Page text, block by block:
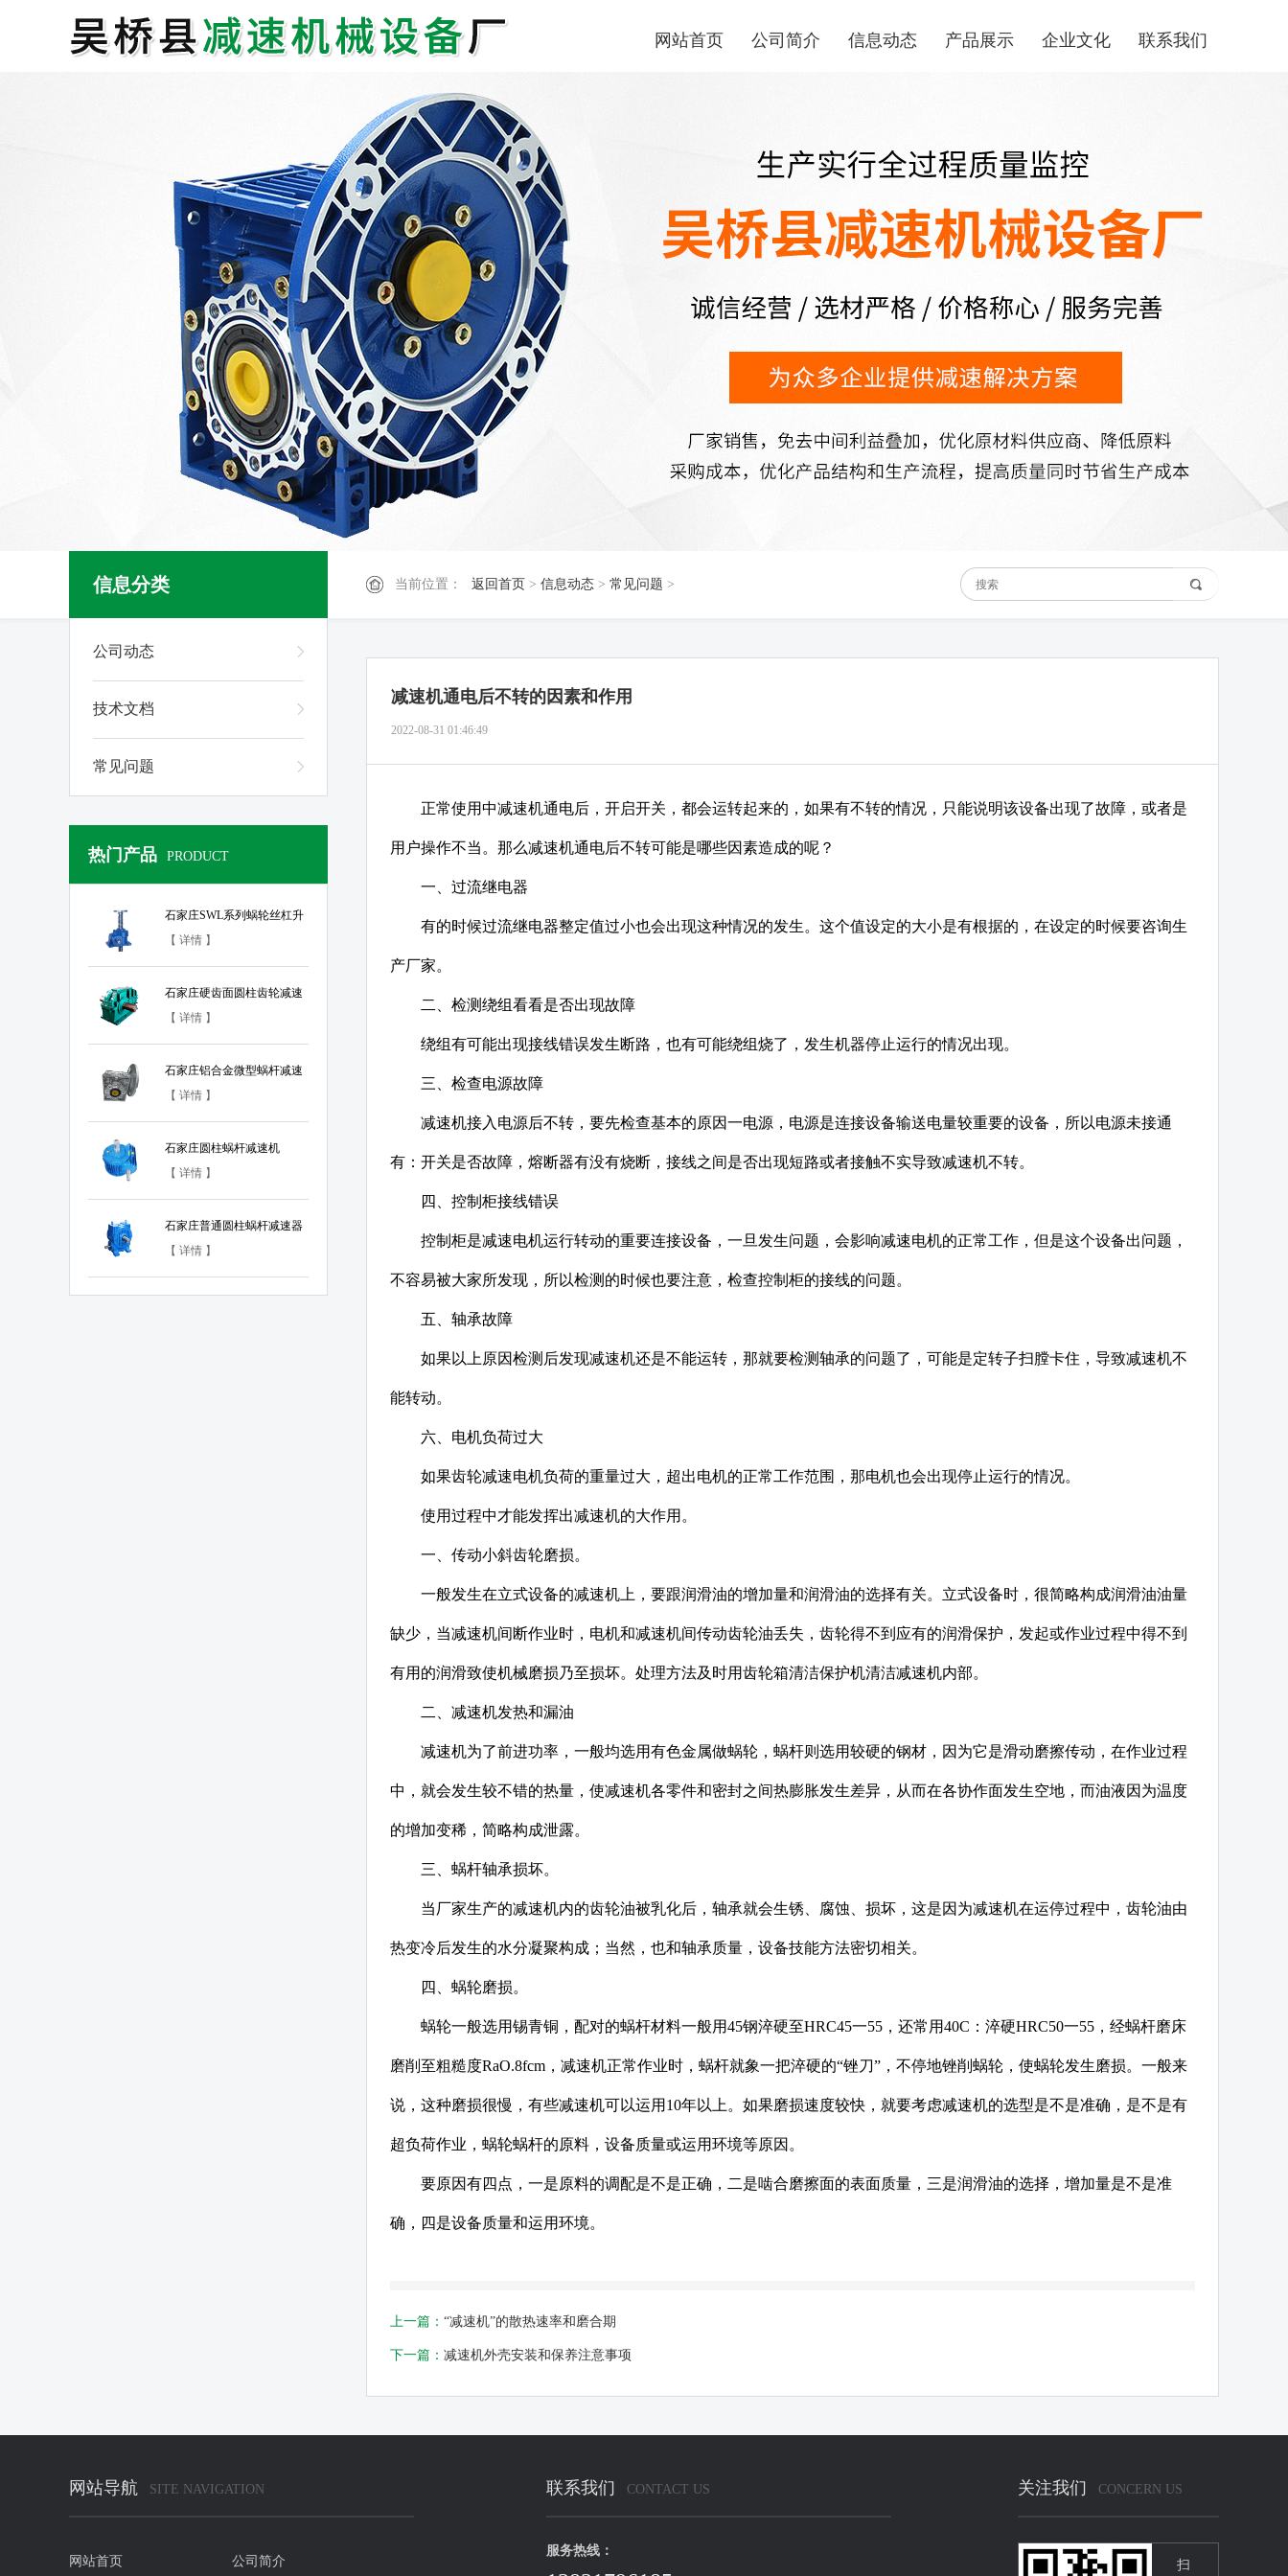
网站首页 公司简介 信息动态 产品展示 企业文化 联系我们
当前位置： 返回首页 > 信息动态 > 常见问题 >
信息分类
公司动态
技术文档
常见问题
热门产品 PRODUCT
石家庄SWL系列蜗轮丝杠升
降机
【 详情 】
石家庄硬齿面圆柱齿轮减速
器【 详情 】
石家庄铝合金微型蜗杆减速
器【 详情 】
石家庄圆柱蜗杆减速机
【 详情 】
石家庄普通圆柱蜗杆减速器
【 详情 】
减速机通电后不转的因素和作用
2022-08-31 01:46:49
正常使用中减速机通电后，开启开关，都会运转起来的，如果有不转的情况，只能说明该设备出现了故障，或者是
用户操作不当。那么减速机通电后不转可能是哪些因素造成的呢？
一、过流继电器
有的时候过流继电器整定值过小也会出现这种情况的发生。这个值设定的大小是有根据的，在设定的时候要咨询生
产厂家。
二、检测绕组看看是否出现故障
绕组有可能出现接线错误发生断路，也有可能绕组烧了，发生机器停止运行的情况出现。
三、检查电源故障
减速机接入电源后不转，要先检查基本的原因一电源，电源是连接设备输送电量较重要的设备，所以电源未接通
有：开关是否故障，熔断器有没有烧断，接线之间是否出现短路或者接触不实导致减速机不转。
四、控制柜接线错误
控制柜是减速电机运行转动的重要连接设备，一旦发生问题，会影响减速电机的正常工作，但是这个设备出问题，
不容易被大家所发现，所以检测的时候也要注意，检查控制柜的接线的问题。
五、轴承故障
如果以上原因检测后发现减速机还是不能运转，那就要检测轴承的问题了，可能是定转子扫膛卡住，导致减速机不
能转动。
六、电机负荷过大
如果齿轮减速电机负荷的重量过大，超出电机的正常工作范围，那电机也会出现停止运行的情况。
使用过程中才能发挥出减速机的大作用。
一、传动小斜齿轮磨损。
一般发生在立式设备的减速机上，要跟润滑油的增加量和润滑油的选择有关。立式设备时，很简略构成润滑油油量
缺少，当减速机间断作业时，电机和减速机间传动齿轮油丢失，齿轮得不到应有的润滑保护，发起或作业过程中得不到
有用的润滑致使机械磨损乃至损坏。处理方法及时用齿轮箱清洁保护机清洁减速机内部。
二、减速机发热和漏油
减速机为了前进功率，一般均选用有色金属做蜗轮，蜗杆则选用较硬的钢材，因为它是滑动磨擦传动，在作业过程
中，就会发生较不错的热量，使减速机各零件和密封之间热膨胀发生差异，从而在各协作面发生空地，而油液因为温度
的增加变稀，简略构成泄露。
三、蜗杆轴承损坏。
当厂家生产的减速机内的齿轮油被乳化后，轴承就会生锈、腐蚀、损坏，这是因为减速机在运停过程中，齿轮油由
热变冷后发生的水分凝聚构成；当然，也和轴承质量，设备技能方法密切相关。
四、蜗轮磨损。
蜗轮一般选用锡青铜，配对的蜗杆材料一般用45钢淬硬至HRC45一55，还常用40C：淬硬HRC50一55，经蜗杆磨床
磨削至粗糙度RaO.8fcm，减速机正常作业时，蜗杆就象一把淬硬的“锉刀”，不停地锉削蜗轮，使蜗轮发生磨损。一般来
说，这种磨损很慢，有些减速机可以运用10年以上。如果磨损速度较快，就要考虑减速机的选型是不是准确，是不是有
超负荷作业，蜗轮蜗杆的原料，设备质量或运用环境等原因。
要原因有四点，一是原料的调配是不是正确，二是啮合磨擦面的表面质量，三是润滑油的选择，增加量是不是准
确，四是设备质量和运用环境。
上一篇： “减速机”的散热速率和磨合期
下一篇： 减速机外壳安装和保养注意事项
网站导航 SITE NAVIGATION
网站首页 公司简介
联系我们 CONTACT US
服务热线：
关注我们 CONCERN US
扫